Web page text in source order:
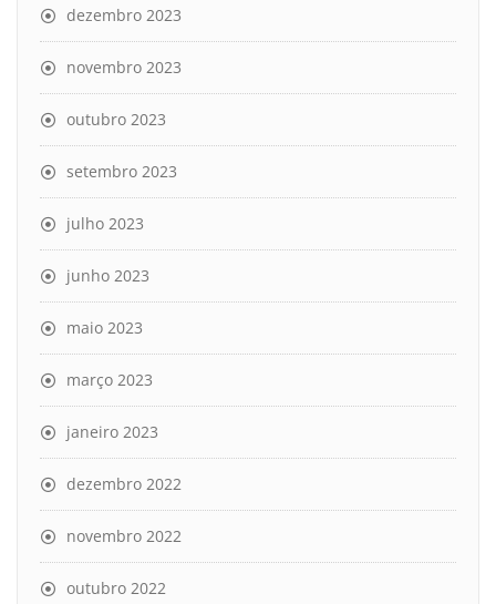
dezembro 2023
novembro 2023
outubro 2023
setembro 2023
julho 2023
junho 2023
maio 2023
março 2023
janeiro 2023
dezembro 2022
novembro 2022
outubro 2022